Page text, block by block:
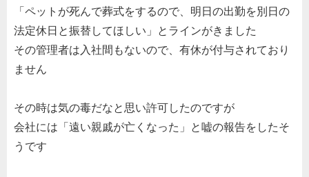
「ペットが死んで葬式をするので、明日の出勤を別日の
法定休日と振替してほしい」とラインがきました
その管理者は入社間もないので、有休が付与されており
ません
その時は気の毒だなと思い許可したのですが
会社には「遠い親戚が亡くなった」と嘘の報告をしたそ
うです